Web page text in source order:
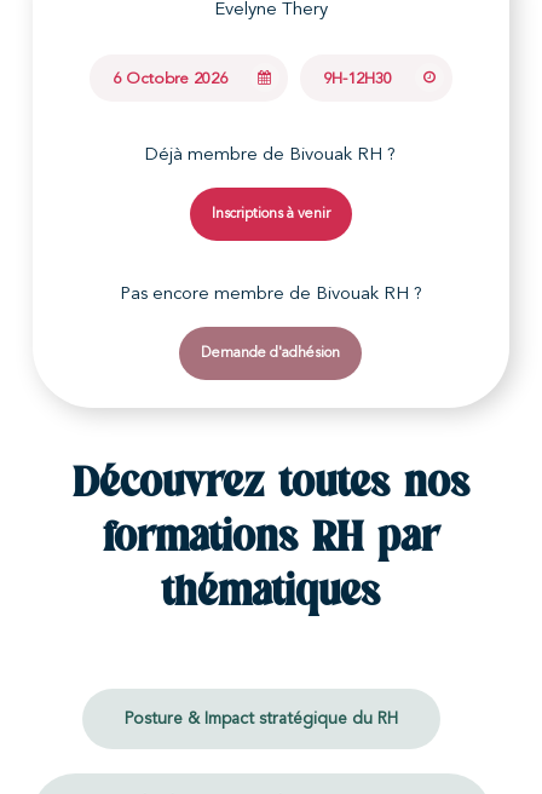
Evelyne Thery
6 Octobre 2026 9H-12H30
Déjà membre de Bivouak RH ?
Inscriptions à venir
Pas encore membre de Bivouak RH ?
Demande d'adhésion
Découvrez toutes nos
formations RH par
thématiques
Posture & Impact stratégique du RH